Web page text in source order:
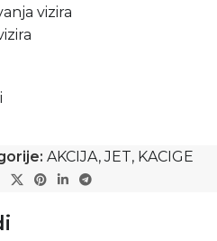
vizira
AKCIJA, JET, KACIGE